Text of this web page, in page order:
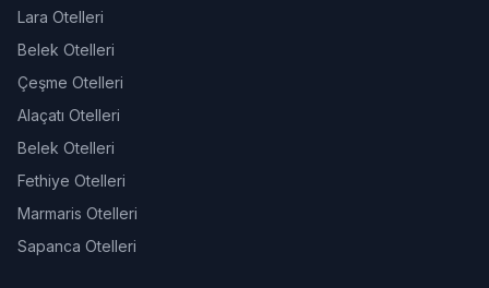
Lara Otelleri
Belek Otelleri
Çeşme Otelleri
Alaçatı Otelleri
Belek Otelleri
Fethiye Otelleri
Marmaris Otelleri
Sapanca Otelleri